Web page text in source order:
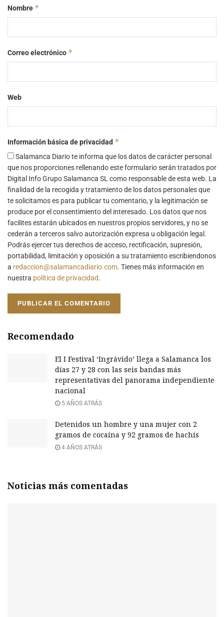
Nombre *
Correo electrónico *
Web
Información básica de privacidad *
Salamanca Diario te informa que los datos de carácter personal
que nos proporciones rellenando este formulario serán tratados por
Digital Info Grupo Salamanca SL como responsable de esta web. La
finalidad de la recogida y tratamiento de los datos personales que
te solicitamos es para publicar tu comentario, y la legitimación se
produce por el consentimiento del interesado. Los datos que nos
facilites estarán ubicados en nuestros propios servidores, y no se
cederán a terceros salvo autorización expresa u obligación legal.
Podrás ejercer tus derechos de acceso, rectificación, supresión,
portabilidad, limitación y oposición a su tratamiento escribiendonos
a redaccion@salamancadiario.com. Tienes más información en
nuestra política de privacidad.
Recomendado
El I Festival ‘Ingrávido’ llega a Salamanca los
días 27 y 28 con las seis bandas más
representativas del panorama independiente
nacional
5 AÑOS ATRÁS
Detenidos un hombre y una mujer con 2
gramos de cocaína y 92 gramos de hachís
4 AÑOS ATRÁS
Noticias más comentadas